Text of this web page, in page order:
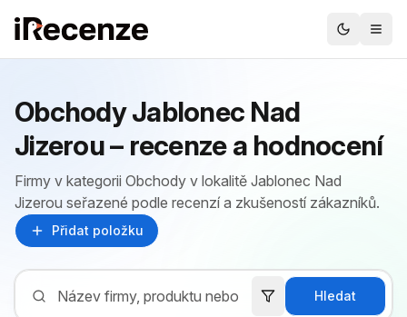
Obchody Jablonec Nad
Jizerou – recenze a hodnocení
Firmy v kategorii Obchody v lokalitě Jablonec Nad
Jizerou seřazené podle recenzí a zkušeností zákazníků.
Přidat položku
Hledat